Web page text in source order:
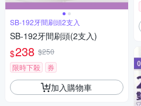
SB-192牙間刷頭2支入
SB-192牙間刷頭(2支入)
$238 $250
限時下殺
券
加入購物車